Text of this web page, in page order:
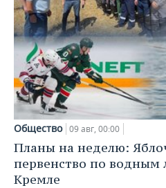
Общество 09 авг, 00:00
Планы на неделю:
первенство по водным
Кремле